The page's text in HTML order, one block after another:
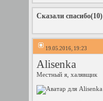
Сказали спасибо(10)
19.05.2016, 19:23
Alisenka
Местный я, халявщик